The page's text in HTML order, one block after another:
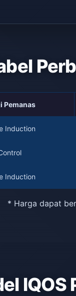
Pemanas
Induction
Induction
* Harga dapat